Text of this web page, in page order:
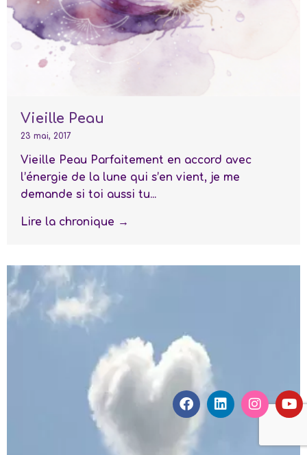
F
a
c
e
b
L
i
n
I
n
s
a
Y
o
u
u
Vieille Peau
23 mai, 2017
Vieille Peau Parfaitement en accord avec
l’énergie de la lune qui s’en vient, je me
demande si toi aussi tu...
Lire la chronique →